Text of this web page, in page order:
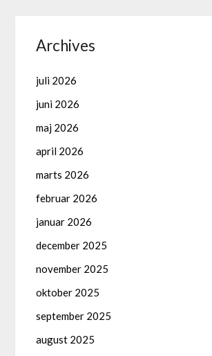
Archives
juli 2026
juni 2026
maj 2026
april 2026
marts 2026
februar 2026
januar 2026
december 2025
november 2025
oktober 2025
september 2025
august 2025